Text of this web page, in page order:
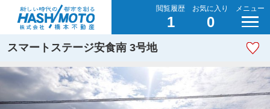
閲覧履歴
1
お気に入り
0
メニュー
スマートステージ安食南 3号地